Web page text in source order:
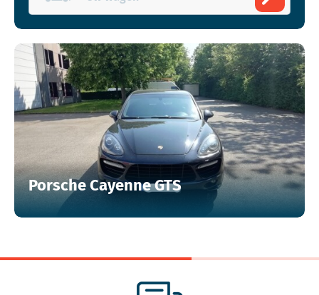
Porsche Cayenne GTS